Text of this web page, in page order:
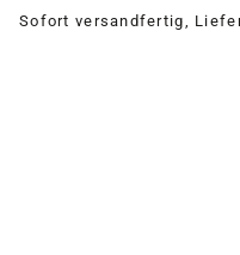
Sofort versandfertig,